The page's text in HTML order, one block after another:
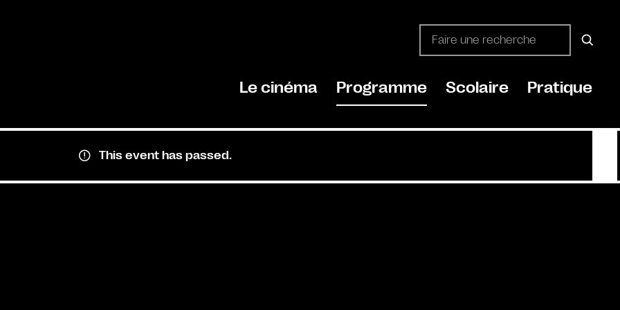
Le cinéma Programme Scolaire Pratique
This event has passed.